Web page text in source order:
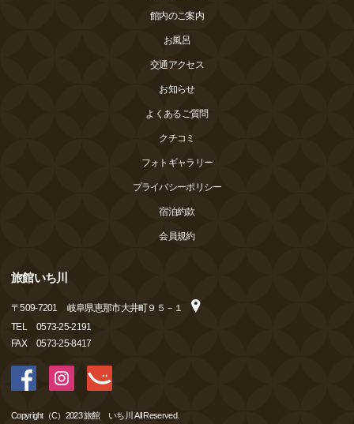
館内のご案内
お風呂
交通アクセス
お知らせ
よくあるご質問
クチコミ
フォトギャラリー
プライバシーポリシー
宿泊約款
会員規約
旅館いち川
〒509-7201
岐阜県恵那市大井町９５－１
TEL
0573-25-2191
FAX
0573-25-8417
Copyright（C）2023 旅館 いち川 All Reserved.